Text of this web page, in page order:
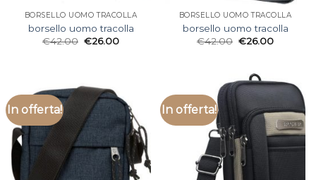
BORSELLO UOMO TRACOLLA
borsello uomo tracolla
€42.00 €26.00
BORSELLO UOMO TRACOLLA
borsello uomo tracolla
€42.00 €26.00
In offerta! In offerta!